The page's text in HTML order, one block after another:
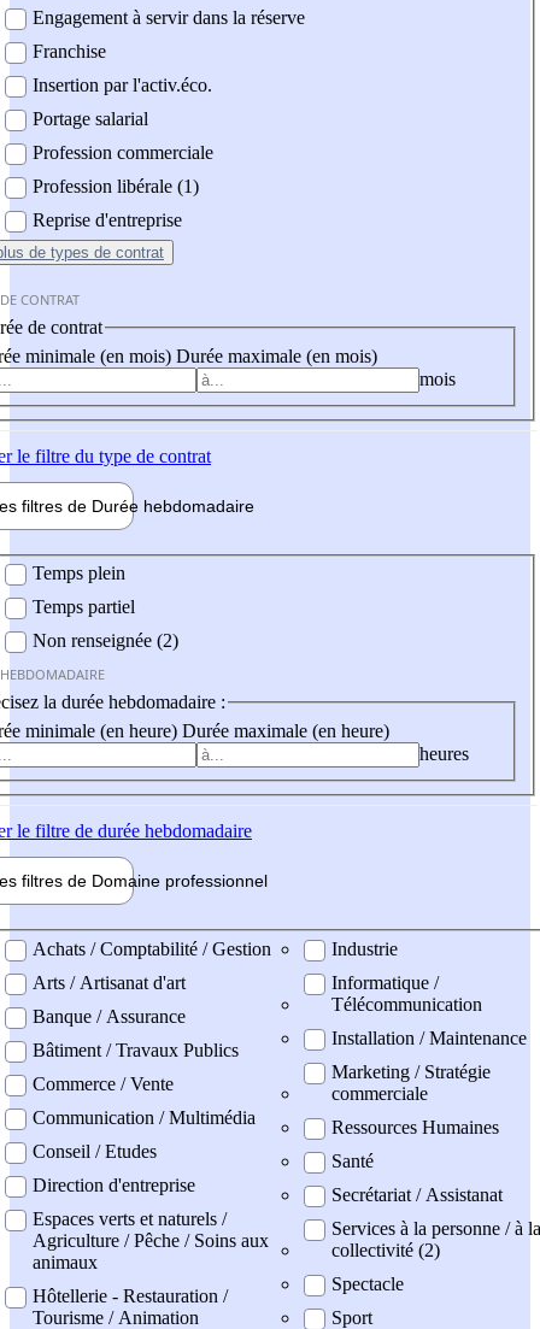
Engagement à servir dans la réserve
Franchise
Insertion par l'activ.éco.
Portage salarial
Profession commerciale
Profession libérale (1)
Reprise d'entreprise
de types de contrat
CONTRAT
de contrat
minimale (en mois) Durée maximale (en mois)
mois
le filtre du type de contrat
filtres de Durée hebdomadaire
Temps plein
Temps partiel
Non renseignée (2)
la durée hebdomadaire :
minimale (en heure) Durée maximale (en heure)
heures
le filtre de durée hebdomadaire
filtres de Domaine professionnel
professionel
Achats / Comptabilité / Gestion
Arts / Artisanat d'art
Banque / Assurance
Bâtiment / Travaux Publics
Commerce / Vente
Communication / Multimédia
Conseil / Etudes
Direction d'entreprise
Espaces verts et naturels /
Agriculture / Pêche / Soins aux
animaux
Hôtellerie - Restauration /
Tourisme / Animation
Industrie
Informatique /
Télécommunication
Installation / Maintenance
Marketing / Stratégie
commerciale
Ressources Humaines
Santé
Secrétariat / Assistanat
Services à la personne / à la
collectivité (2)
Spectacle
Sport